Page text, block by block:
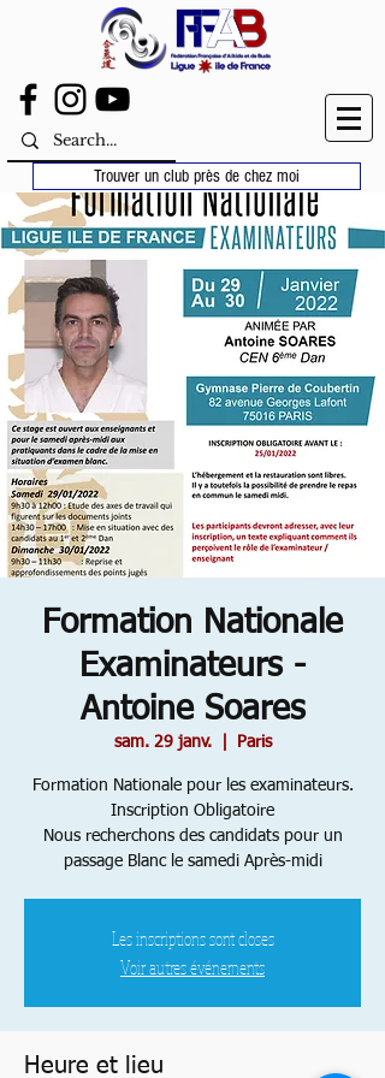
Trouver un club près de chez moi
Formation Nationale
Examinateurs -
Antoine Soares
sam. 29 janv.
  |
Paris
Formation Nationale pour les examinateurs.
Inscription Obligatoire
Nous recherchons des candidats pour un
passage Blanc le samedi Après-midi
Les inscriptions sont closes
Voir autres événements
Heure et lieu